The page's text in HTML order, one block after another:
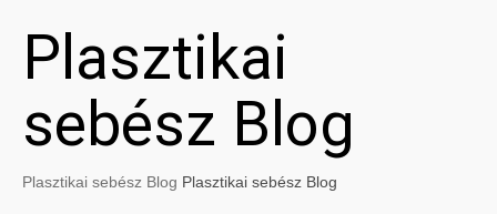
Plasztikai
sebész Blog
Plasztikai sebész Blog Plasztikai sebész Blog